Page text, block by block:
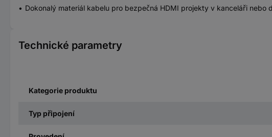
Dokonalý materiál kabelu pro bezpečná HDMI projekty v kanceláři nebo
Technické parametry
Kategorie produktu
Typ připojení